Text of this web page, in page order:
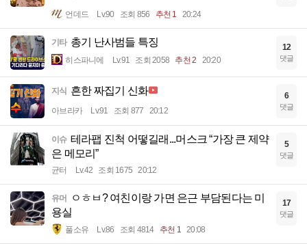
언데드 Lv.90 조회 856 추천 1 20:24
기타 총기 난사범들 특징
히스파니에 Lv.91 조회 2058 추천 2 20:20
12
댓글
지식 흔한 짜집기 신화
아브라카 Lv.91 조회 877 20:12
6
댓글
이슈 테라팹 진척 어떻길래...머스크 “가장 큰 제약
은 메모리”
균터 Lv.42 조회 1675 20:12
5
댓글
유머
ㅇㅎㅂ? 여친이랑 가면 은근 부담된다는 미
용실
풀소유 Lv.86 조회 4814 추천 1 20:08
17
댓글